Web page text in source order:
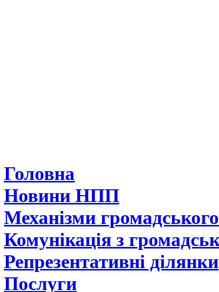
Головна
Новини НПП
Механізми
Комунікація з
Репрезентативні ділянки
Послуги